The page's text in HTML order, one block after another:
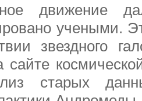
движение
учеными.
звездного
сайте
старых